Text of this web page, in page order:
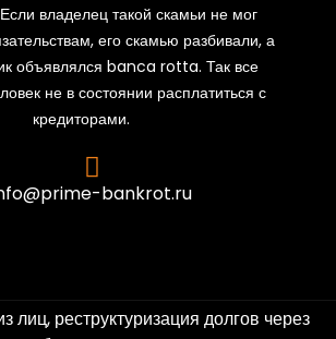
владелец такой скамьи не мог
его скамью разбивали, а
объявлялся banca rotta. Так все
не в состоянии расплатиться с
кредиторами.
bankrot.ru
лиц, реструктуризация долгов через